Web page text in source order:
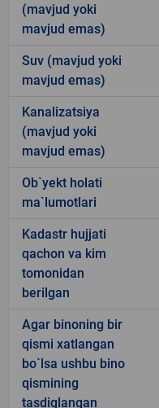
(mavjud yoki
mavjud emas)
Suv (mavjud yoki
mavjud emas)
Kanalizatsiya
(mavjud yoki
mavjud emas)
Ob`yekt holati
ma`lumotlari
Kadastr hujjati
qachon va kim
tomonidan
berilgan
Agar binoning bir
qismi xatlangan
bo`lsa ushbu bino
qismining
tasdiqlangan